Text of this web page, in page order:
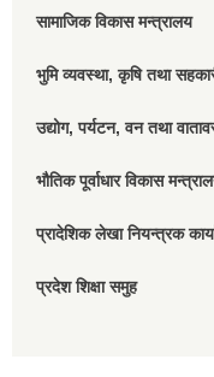
सामाजिक विकास मन्त्रालय
भुमि व्यवस्था, कृषि तथा
उद्योग, पर्यटन, वन तथा
भौतिक पूर्वाधार विकास
प्रादेशिक लेखा नियन्त्रक
प्रदेश शिक्षा समुह